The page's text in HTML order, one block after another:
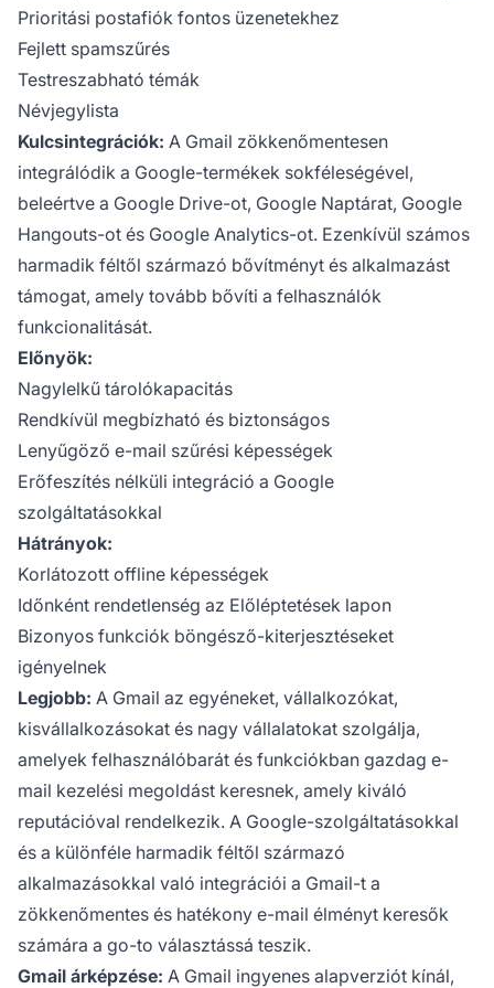
Prioritási postafiók fontos üzenetekhez
Fejlett spamszűrés
Testreszabható témák
Névjegylista
Kulcsintegrációk: A Gmail zökkenőmentesen
integrálódik a Google-termékek sokféleségével,
beleértve a Google Drive-ot, Google Naptárat, Google
Hangouts-ot és Google Analytics-ot. Ezenkívül számos
harmadik féltől származó bővítményt és alkalmazást
támogat, amely tovább bővíti a felhasználók
funkcionalitását.
Előnyök:
Nagylelkű tárolókapacitás
Rendkívül megbízható és biztonságos
Lenyűgöző e-mail szűrési képességek
Erőfeszítés nélküli integráció a Google
szolgáltatásokkal
Hátrányok:
Korlátozott offline képességek
Időnként rendetlenség az Előléptetések lapon
Bizonyos funkciók böngésző-kiterjesztéseket
igényelnek
Legjobb: A Gmail az egyéneket, vállalkozókat,
kisvállalkozásokat és nagy vállalatokat szolgálja,
amelyek felhasználóbarát és funkciókban gazdag e-
mail kezelési megoldást keresnek, amely kiváló
reputációval rendelkezik. A Google-szolgáltatásokkal
és a különféle harmadik féltől származó
alkalmazásokkal való integrációi a Gmail-t a
zökkenőmentes és hatékony e-mail élményt keresők
számára a go-to választássá teszik.
Gmail árképzése: A Gmail ingyenes alapverziót kínál,